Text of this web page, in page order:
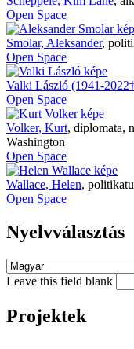
Open Space
Smolar, Aleksander,
Open Space
Valki László (1941-
Open Space
Volker, Kurt, diplomata,
Washington
Open Space
Wallace, Helen,
Open Space
Nyelvválasztás
Leave this field blank
Projektek